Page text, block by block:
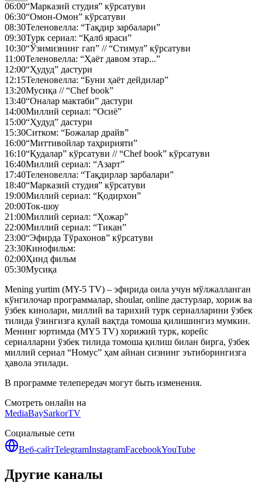
06:00“Марказий студия” кўрсатуви
06:30“Омон-Омон” кўрсатуви
08:30Теленовелла: “Тақдир зарбалари”
09:30Турк сериал: “Қалб яраси”
10:30“Ўзимизнинг гап” // “Стимул” кўрсатуви
11:00Теленовелла: “Ҳаёт давом этар...”
12:00“Ҳудуд” дастури
12:15Теленовелла: “Буни ҳаёт дейдилар”
13:20Мусиқа // “Chef book”
13:40“Оналар мактаби” дастури
14:00Миллий сериал: “Осиё”
15:00“Ҳудуд” дастури
15:30Ситком: “Божалар драйв”
16:00“Миттивойлар таҳририяти”
16:10“Қудалар” кўрсатуви // “Chef book” кўрсатуви
16:40Миллий сериал: “Азарт”
17:40Теленовелла: “Тақдирлар зарбалари”
18:40“Марказий студия” кўрсатуви
19:00Миллий сериал: “Қодирхон”
20:00Ток-шоу
21:00Миллий сериал: “Ҳожар”
22:00Миллий сериал: “Тикан”
23:00“Эфирда Тўрахонов” кўрсатуви
23:30Кинофильм:
02:00Ҳинд фильм
05:30Мусиқа
Mening yurtim (MY-5 TV) – эфирида оила учун мўлжалланган
кўнгилочар программалар, shoular, online дастурлар, хориж ва
ўзбек кинолари, миллий ва тарихий турк сериалларини ўзбек
тилида ўзингизга қулай вақтда томоша қилишингиз мумкин.
Менинг юртимда (MY5 TV) хорижий турк, корейс
сериалларни ўзбек тилида томоша қилиш билан бирга, ўзбек
миллий сериал “Номус” ҳам айнан сизнинг эътиборингизга
ҳавола этилади.
В программе телепередач могут быть изменения.
Смотреть онлайн на
MediaBaySarkorTV
Социальные сети
Веб-сайтTelegramInstagramFacebookYouTube
Другие каналы